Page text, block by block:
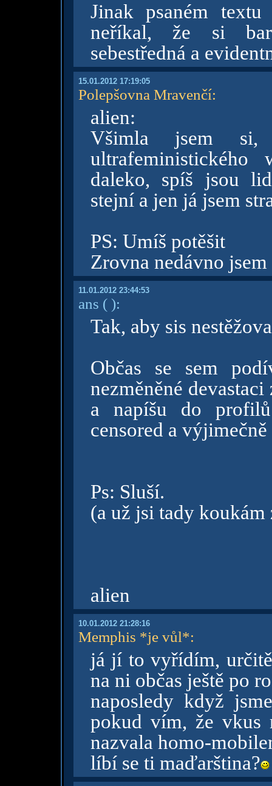
Jinak psaném
neříkal, že si
sebestředná a
15.01.2012 17:19:05
Polepšovna Mravenčí:
alien:
Všimla jsem
daleko, spíš jsou
stejní a jen já jsem
PS: Umíš potěšit
Zrovna nedávno
11.01.2012 23:44:53
ans ( ):
Tak, aby sis
Občas se sem
nezměněné
a napíšu do
censored a
Ps: Sluší.
(a už jsi tady koukám
alien
10.01.2012 21:28:16
Memphis *je vůl*:
já jí to vyřídím,
na ni občas ještě po
naposledy když
pokud vím, že vkus
nazvala homo-
líbí se ti maďarština?